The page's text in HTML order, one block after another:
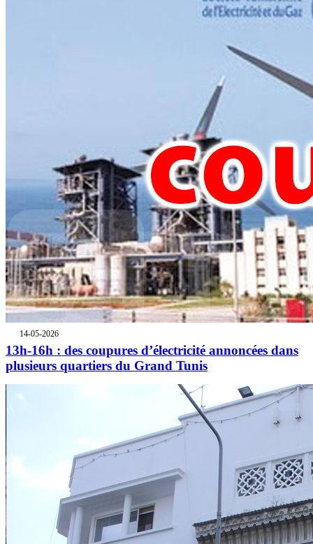
14-05-2026
13h-16h : des coupures d’électricité annoncées dans
plusieurs quartiers du Grand Tunis